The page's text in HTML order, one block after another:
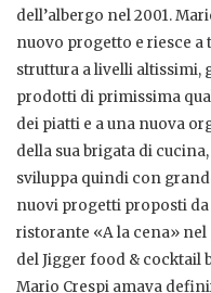
dell’albergo nel 2001.
nuovo progetto e riesce
struttura a livelli altissimi,
prodotti di primissima
dei piatti e a una nuova
della sua brigata di
sviluppa quindi con
nuovi progetti proposti
ristorante «A la cena»
del Jigger food & cocktail
Mario Crespi amava